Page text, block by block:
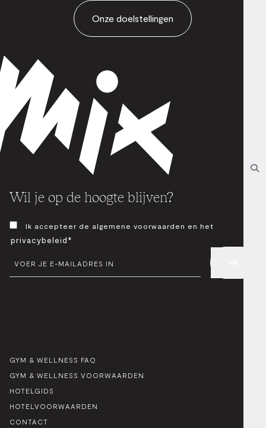
Onze doelstellingen
Wil je op de hoogte blijven?
TOESTEMMING
Ik accepteer de algemene voorwaarden en het
privacybeleid*
E-
MAIL
GYM & WELLNESS FAQ
GYM & WELLNESS VOORWAARDEN
HOTELGIDS
HOTELVOORWAARDEN
CONTACT